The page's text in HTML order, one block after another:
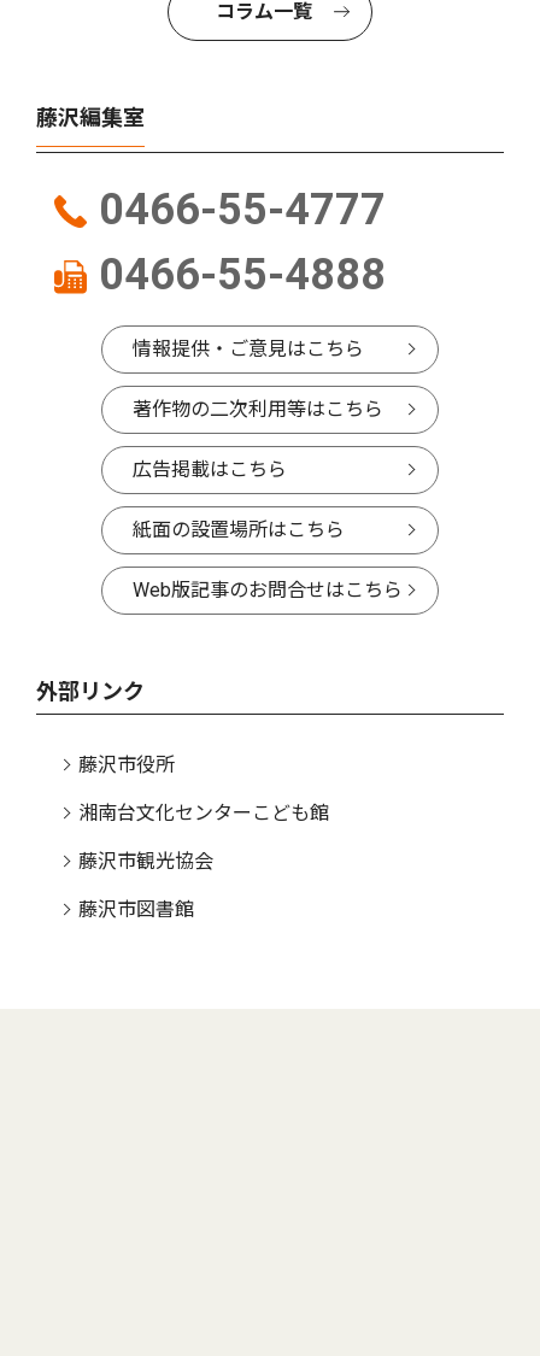
コラム一覧
藤沢編集室
0466-55-4777
0466-55-4888
情報提供・ご意見はこちら
著作物の二次利用等はこちら
広告掲載はこちら
紙面の設置場所はこちら
Web版記事のお問合せはこちら
外部リンク
藤沢市役所
湘南台文化センターこども館
藤沢市観光協会
藤沢市図書館